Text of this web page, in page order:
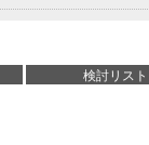
検討リスト